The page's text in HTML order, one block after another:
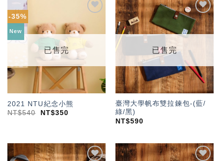
-35%
New
望輕
已售完
2021 NTU紀念小熊
NT$540 NT$350
加入
「願
望輕
已售完
臺灣大學帆布雙拉鍊包-(藍/
綠/黑)
NT$590